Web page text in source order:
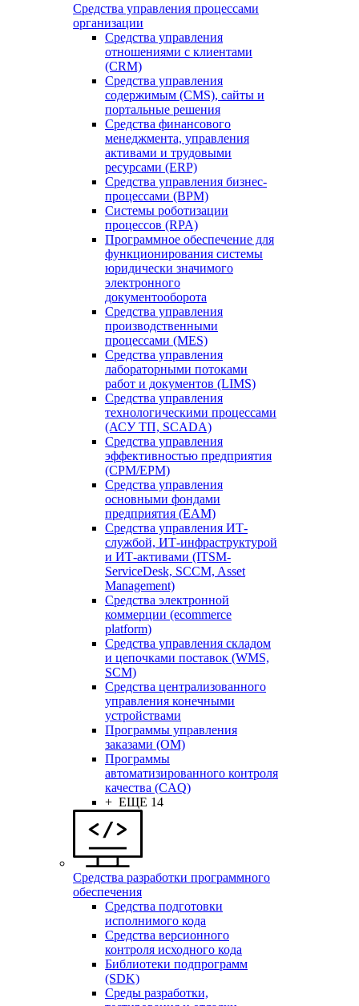
Средства управления процессами
организации
Средства управления
отношениями с клиентами
(CRM)
Средства управления
содержимым (CMS), сайты и
портальные решения
Средства финансового
менеджмента, управления
активами и трудовыми
ресурсами (ERP)
Средства управления бизнес-
процессами (BPM)
Системы роботизации
процессов (RPA)
Программное обеспечение для
функционирования системы
юридически значимого
электронного
документооборота
Средства управления
производственными
процессами (MES)
Средства управления
лабораторными потоками
работ и документов (LIMS)
Средства управления
технологическими процессами
(АСУ ТП, SCADA)
Средства управления
эффективностью предприятия
(CPM/EPM)
Средства управления
основными фондами
предприятия (EAM)
Средства управления ИТ-
службой, ИТ-инфраструктурой
и ИТ-активами (ITSM-
ServiceDesk, SCCM, Asset
Management)
Средства электронной
коммерции (ecommerce
platform)
Средства управления складом
и цепочками поставок (WMS,
SCM)
Средства централизованного
управления конечными
устройствами
Программы управления
заказами (OM)
Программы
автоматизированного контроля
качества (CAQ)
+ ЕЩЕ 14
Средства разработки программного
обеспечения
Средства подготовки
исполнимого кода
Средства версионного
контроля исходного кода
Библиотеки подпрограмм
(SDK)
Среды разработки,